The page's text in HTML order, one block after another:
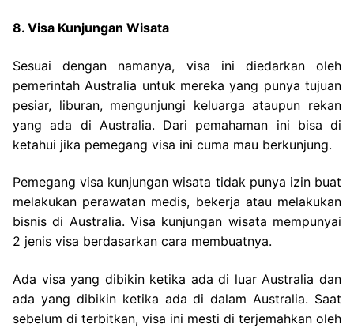
8. Visa Kunjungan Wisata
Sesuai dengan namanya, visa ini diedarkan oleh
pemerintah Australia untuk mereka yang punya tujuan
pesiar, liburan, mengunjungi keluarga ataupun rekan
yang ada di Australia. Dari pemahaman ini bisa di
ketahui jika pemegang visa ini cuma mau berkunjung.
Pemegang visa kunjungan wisata tidak punya izin buat
melakukan perawatan medis, bekerja atau melakukan
bisnis di Australia. Visa kunjungan wisata mempunyai
2 jenis visa berdasarkan cara membuatnya.
Ada visa yang dibikin ketika ada di luar Australia dan
ada yang dibikin ketika ada di dalam Australia. Saat
sebelum di terbitkan, visa ini mesti di terjemahkan oleh